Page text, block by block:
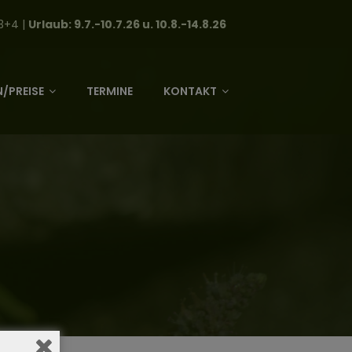
| Urlaub: 9.7.-10.7.26 u. 10.8.-14.8.26
PREISE TERMINE KONTAKT